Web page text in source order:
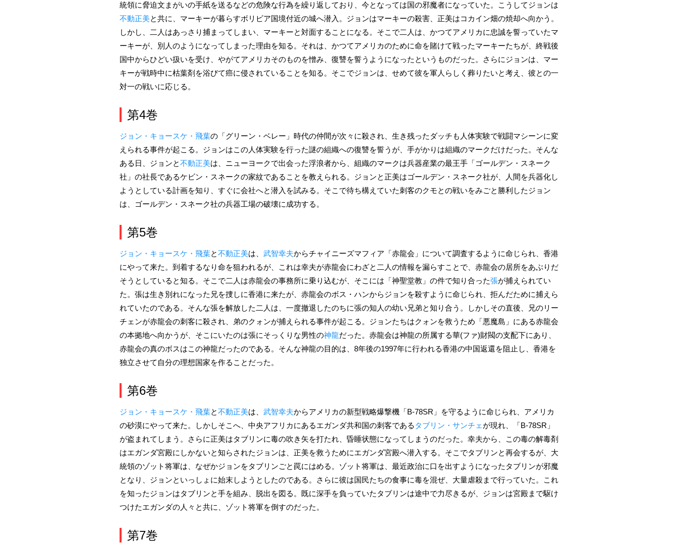
統領に脅迫文まがいの手紙を送るなどの危険な行為を繰り返しており、今となっては国の邪魔者になっていた。こうしてジョンは
不動正美と共に、マーキーが暮らすボリビア国境付近の城へ潜入。ジョンはマーキーの殺害、正美はコカイン畑の焼却へ向かう。
しかし、二人はあっさり捕まってしまい、マーキーと対面することになる。そこで二人は、かつてアメリカに忠誠を誓っていたマ
ーキーが、別人のようになってしまった理由を知る。それは、かつてアメリカのために命を賭けて戦ったマーキーたちが、終戦後
国中からひどい扱いを受け、やがてアメリカそのものを憎み、復讐を誓うようになったというものだった。さらにジョンは、マー
キーが戦時中に枯葉剤を浴びて癌に侵されていることを知る。そこでジョンは、せめて彼を軍人らしく葬りたいと考え、彼との一
対一の戦いに応じる。
第4巻
ジョン・キョースケ・飛葉の「グリーン・ベレー」時代の仲間が次々に殺され、生き残ったダッチも人体実験で戦闘マシーンに変
えられる事件が起こる。ジョンはこの人体実験を行った謎の組織への復讐を誓うが、手がかりは組織のマークだけだった。そんな
ある日、ジョンと不動正美は、ニューヨークで出会った浮浪者から、組織のマークは兵器産業の最王手「ゴールデン・スネーク
社」の社長であるケビン・スネークの家紋であることを教えられる。ジョンと正美はゴールデン・スネーク社が、人間を兵器化し
ようとしている計画を知り、すぐに会社へと潜入を試みる。そこで待ち構えていた刺客のクモとの戦いをみごと勝利したジョン
は、ゴールデン・スネーク社の兵器工場の破壊に成功する。
第5巻
ジョン・キョースケ・飛葉と不動正美は、 武智幸夫からチャイニーズマフィア「赤龍会」について調査するように命じられ、香港
にやって来た。到着するなり命を狙われるが、これは幸夫が赤龍会にわざと二人の情報を漏らすことで、赤龍会の居所をあぶりだ
そうとしていると知る。そこで二人は赤龍会の事務所に乗り込むが、そこには「神聖堂教」の件で知り合った張が捕えられてい
た。張は生き別れになった兄を捜しに香港に来たが、赤龍会のボス・ハンからジョンを殺すように命じられ、拒んだために捕えら
れていたのである。そんな張を解放した二人は、一度撤退したのちに張の知人の幼い兄弟と知り合う。しかしその直後、兄のリー
チェンが赤龍会の刺客に殺され、弟のクォンが捕えられる事件が起こる。ジョンたちはクォンを救うため「悪魔島」にある赤龍会
の本拠地へ向かうが、そこにいたのは張にそっくりな男性の神龍だった。赤龍会は神龍の所属する華(ファ)財閥の支配下にあり、
赤龍会の真のボスはこの神龍だったのである。そんな神龍の目的は、8年後の1997年に行われる香港の中国返還を阻止し、香港を
独立させて自分の理想国家を作ることだった。
第6巻
ジョン・キョースケ・飛葉と不動正美は、 武智幸夫からアメリカの新型戦略爆撃機「B-78SR」を守るように命じられ、アメリカ
の砂漠にやって来た。しかしそこへ、中央アフリカにあるエガンダ共和国の刺客である タブリン・サンチェ が現れ、「B-78SR」
が盗まれてしまう。さらに正美はタブリンに毒の吹き矢を打たれ、昏睡状態になってしまうのだった。幸夫から、この毒の解毒剤
はエガンダ宮殿にしかないと知らされたジョンは、正美を救うためにエガンダ宮殿へ潜入する。そこでタブリンと再会するが、大
統領のゾット将軍は、なぜかジョンをタブリンごと罠にはめる。ゾット将軍は、最近政治に口を出すようになったタブリンが邪魔
となり、ジョンといっしょに始末しようとしたのである。さらに彼は国民たちの食事に毒を混ぜ、大量虐殺まで行っていた。これ
を知ったジョンはタブリンと手を組み、脱出を図る。既に深手を負っていたタブリンは途中で力尽きるが、ジョンは宮殿まで駆け
つけたエガンダの人々と共に、ゾット将軍を倒すのだった。
第7巻